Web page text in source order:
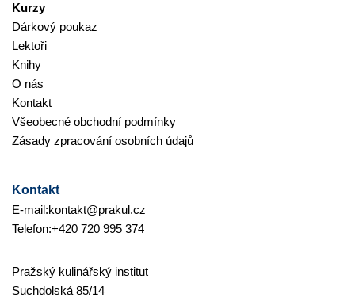
Kurzy
Dárkový poukaz
Lektoři
Knihy
O nás
Kontakt
Všeobecné obchodní podmínky
Zásady zpracování osobních údajů
Kontakt
E-mail:kontakt@prakul.cz
Telefon:+420 720 995 374
Pražský kulinářský institut
Suchdolská 85/14